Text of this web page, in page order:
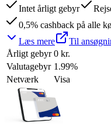
Intet årligt gebyr
0,5% cashback på alle
Læs mere
Til
Årligt gebyr 0 kr.
Valutagebyr 1.99%
Netværk
Visa